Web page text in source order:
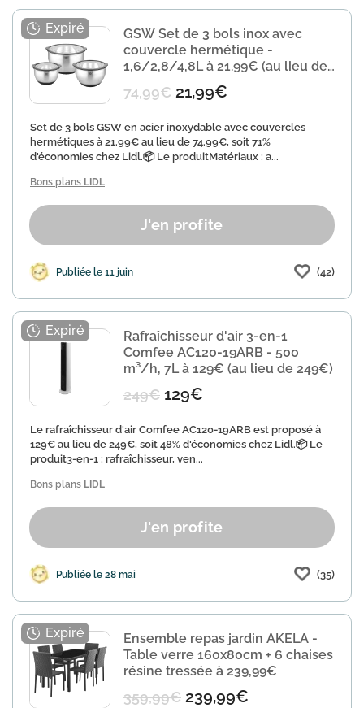
GSW Set de 3 bols inox avec
couvercle hermétique -
1,6/2,8/4,8L à 21.99€ (au lieu de
74,99€ 21,99€
Set de 3 bols GSW en acier inoxydable avec couvercles
hermétiques à 21.99€ au lieu de 74.99€, soit 71%
d'économies chez Lidl.📦 Le produitMatériaux : a...
Bons plans LIDL
J'en profite
Publiée le 11 juin (42)
Rafraîchisseur d'air 3-en-1
Comfee AC120-19ARB - 500
m³/h, 7L à 129€ (au lieu de 249€)
249€ 129€
Le rafraîchisseur d'air Comfee AC120-19ARB est proposé à
129€ au lieu de 249€, soit 48% d'économies chez Lidl.📦 Le
produit3-en-1 : rafraîchisseur, ven...
Bons plans LIDL
J'en profite
Publiée le 28 mai (35)
Ensemble repas jardin AKELA -
Table verre 160x80cm + 6 chaises
résine tressée à 239,99€
359,99€ 239,99€